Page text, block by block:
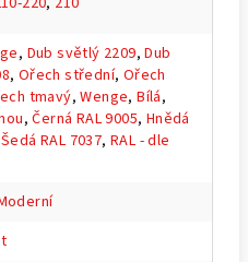
, Dub světlý 2209,Dub
, Ořech střední, Ořech
tmavý,Wenge,Bílá,
,Černá RAL 9005, Hnědá
Šedá RAL 7037,RAL - dle